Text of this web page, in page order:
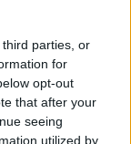
parties, or
for
opt-out
that after your
seeing
utilized by